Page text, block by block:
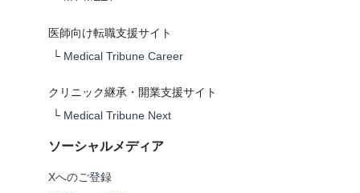
医師向け転職支援サイト
└ Medical Tribune Career
クリニック継承・開業支援サイト
└ Medical Tribune Next
ソーシャルメディア
Xへのご登録